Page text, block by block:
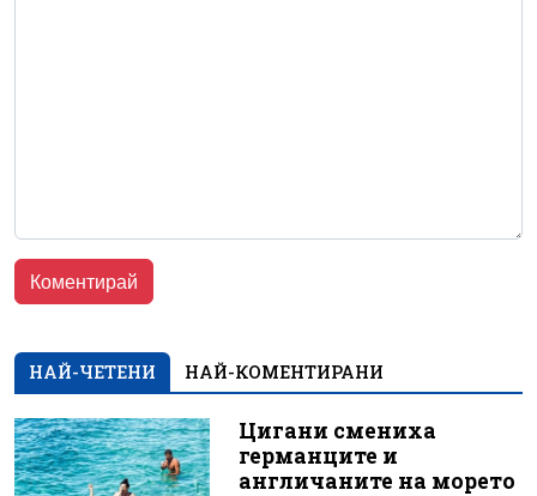
НАЙ-ЧЕТЕНИ НАЙ-КОМЕНТИРАНИ
Цигани смениха
германците и
англичаните на морето